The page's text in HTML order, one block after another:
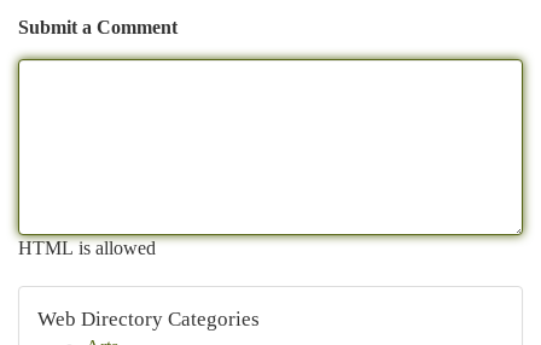
Submit a Comment
HTML is allowed
Web Directory Categories